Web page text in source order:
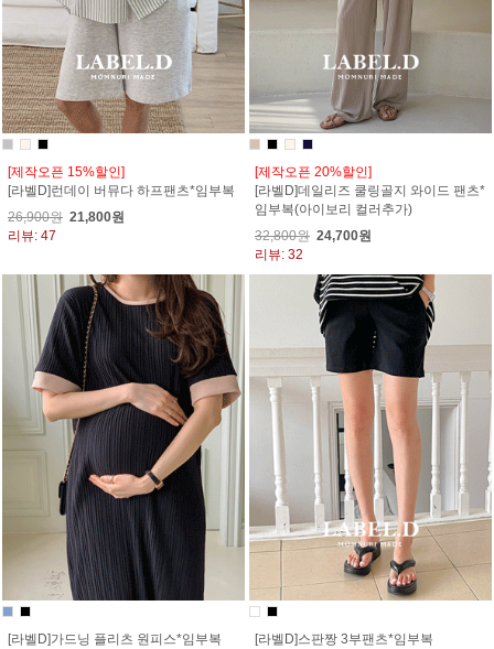
[제작오픈 15%할인]
[라벨D]런데이 버뮤다 하프팬츠*임부복
26,900원 21,800원
리뷰: 47
[제작오픈 20%할인]
[라벨D]데일리즈 쿨링골지 와이드 팬츠*
임부복(아이보리 컬러추가)
32,800원 24,700원
리뷰: 32
[라벨D]가드닝 플리츠 원피스*임부복
[라벨D]스판짱 3부팬츠*임부복